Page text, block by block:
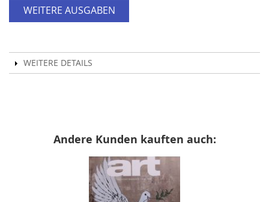
WEITERE AUSGABEN
WEITERE DETAILS
Andere Kunden kauften auch: